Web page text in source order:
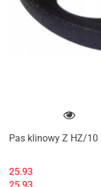
Pas klinowy Z HZ/10
25.93